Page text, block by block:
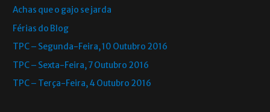
Achas que o gajo se jarda
Férias do Blog
TPC – Segunda-Feira, 10 Outubro 2016
TPC – Sexta-Feira, 7 Outubro 2016
TPC – Terça-Feira, 4 Outubro 2016